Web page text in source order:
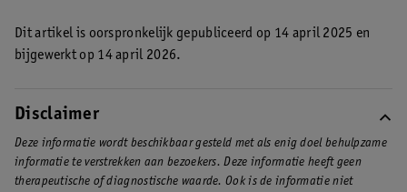
Dit artikel is oorspronkelijk gepubliceerd op 14 april 2025 en
bijgewerkt op 14 april 2026.
Disclaimer
Deze informatie wordt beschikbaar gesteld met als enig doel behulpzame
informatie te verstrekken aan bezoekers. Deze informatie heeft geen
therapeutische of diagnostische waarde. Ook is de informatie niet